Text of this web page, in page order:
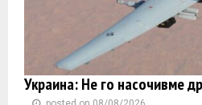
Украина: Не го насочивме